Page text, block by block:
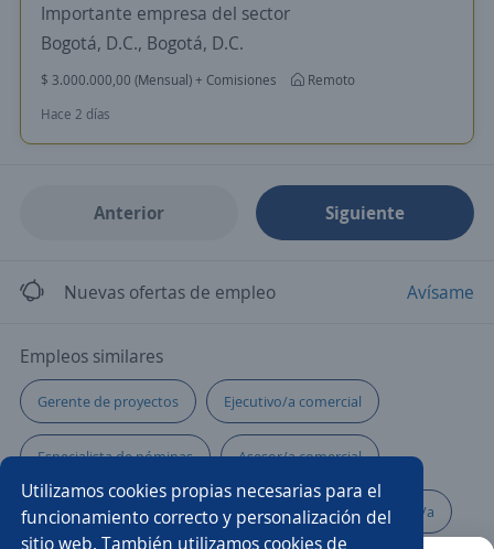
Utilizamos cookies propias necesarias para el
funcionamiento correcto y personalización del
sitio web. También utilizamos cookies de
Importante empresa del sector
Bogotá, D.C., Bogotá, D.C.
$ 3.000.000,00 (Mensual) + Comisiones
Remoto
Hace 2 días
Anterior Siguiente
Nuevas ofertas de empleo Avísame
Empleos similares
Gerente de proyectos Ejecutivo/a comercial
Especialista de nóminas Asesor/a comercial
Analista de marketing Especialista Impulsador/a